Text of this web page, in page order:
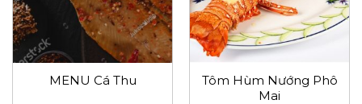
MENU Cá Thu
Tôm Hùm Nướng Phô
Mai